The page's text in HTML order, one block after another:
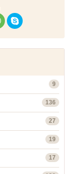
9
136
27
19
17